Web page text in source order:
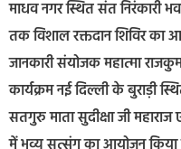
माधव नगर स्थित संत निरंकारी
तक विशाल रक्तदान शिविर का
जानकारी संयोजक महात्मा
कार्यक्रम नई दिल्ली के बुराड़ी
सतगुरु माता सुदीक्षा जी महाराज